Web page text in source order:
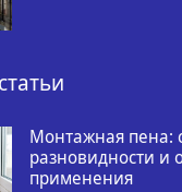
Монтажная пена:
разновидности и
применения